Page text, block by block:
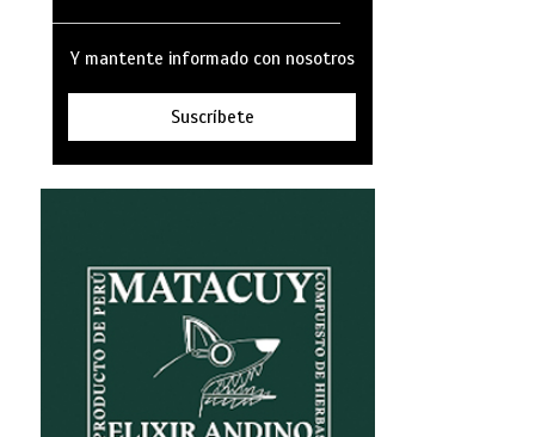
Y mantente informado con nosotros
Suscríbete